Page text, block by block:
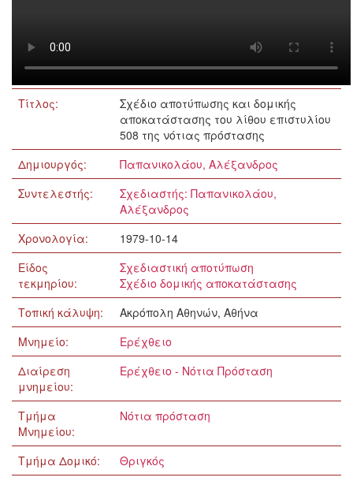
Τίτλος:
Σχέδιο αποτύπωσης και δομικής
αποκατάστασης του λίθου επιστυλίου
508 της νότιας πρόστασης
Δημιουργός:
Παπανικολάου, Αλέξανδρος
Συντελεστής:
Σχεδιαστής: Παπανικολάου,
Αλέξανδρος
Χρονολογία:
1979-10-14
Είδος
τεκμηρίου:
Σχεδιαστική αποτύπωση
Σχέδιο δομικής αποκατάστασης
Τοπική κάλυψη:
Ακρόπολη Αθηνών, Αθήνα
Μνημείο:
Ερέχθειο
Διαίρεση
μνημείου:
Ερέχθειο - Νότια Πρόσταση
Τμήμα
Μνημείου:
Νότια πρόσταση
Τμήμα Δομικό:
Θριγκός